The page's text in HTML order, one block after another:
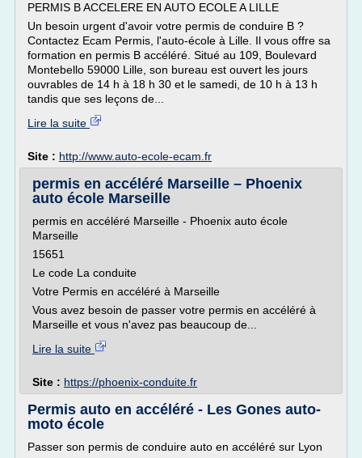
PERMIS B ACCELERE EN AUTO ECOLE A LILLE
Un besoin urgent d'avoir votre permis de conduire B ?
Contactez Ecam Permis, l'auto-école à Lille. Il vous offre sa
formation en permis B accéléré. Situé au 109, Boulevard
Montebello 59000 Lille, son bureau est ouvert les jours
ouvrables de 14 h à 18 h 30 et le samedi, de 10 h à 13 h
tandis que ses leçons de...
Lire la suite
Site : http://www.auto-ecole-ecam.fr
permis en accéléré Marseille – Phoenix
auto école Marseille
permis en accéléré Marseille - Phoenix auto école
Marseille
15651
Le code La conduite
Votre Permis en accéléré à Marseille
Vous avez besoin de passer votre permis en accéléré à
Marseille et vous n'avez pas beaucoup de...
Lire la suite
Site : https://phoenix-conduite.fr
Permis auto en accéléré - Les Gones auto-
moto école
Passer son permis de conduire auto en accéléré sur Lyon